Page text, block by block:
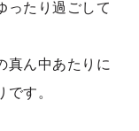
ったり過ごして
真ん中あたりに
す。